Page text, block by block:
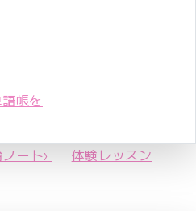
帳を
ート› 体験レッスン